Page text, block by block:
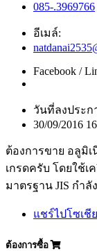
085-.3969766
อีเมล์:
Facebook /
วันที่ลงประก
30/09/2016
ต้องการขาย อลูมิ
เกรดครับ โดยใช้เค
มาตรฐาน JIS กำลั
แชร์ไปโซเชี
ต้องการซื้อ